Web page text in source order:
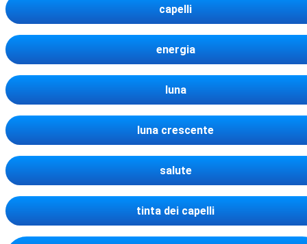
capelli
energia
luna
luna crescente
salute
tinta dei capelli